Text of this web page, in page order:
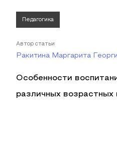
Педагогика
Автор статьи
Ракитина Маргарита
Особенности
различных возрастных